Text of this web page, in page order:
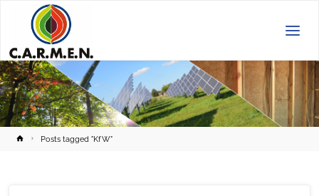
HomePosts tagged "KfW"